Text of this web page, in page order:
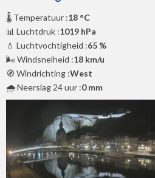
🌡️ Temperatuur :18 °C
📊 Luchtdruk :1019 hPa
💧 Luchtvochtigheid :65 %
🌬️ Windsnelheid :18 km/u
🧭 Windrichting :West
🌧️ Neerslag 24 uur :0 mm